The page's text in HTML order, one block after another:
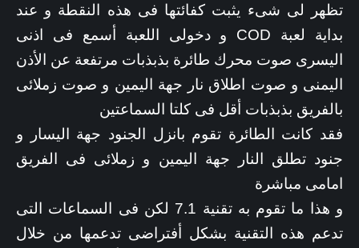
تظهر لى شىء يثبت كفائتها فى هذه النقطة و عند
بداية لعبة COD و دخولى اللعبة أسمع فى اذنى
اليسرى صوت محرك طائرة بذبذبات مرتفعة عن الأذن
اليمنى و صوت اطلاق نار جهة اليمين و صوت زملائى
بالفريق بذبذبات أقل فى كلتا السماعتين
فقد كانت الطائرة تقوم بانزل الجنود جهة اليسار و
جنود تطلق النار جهة اليمين و زملائى فى الفريق
امامى مباشرة
و هذا ما تقوم به تقنية 7.1 لكن فى السماعات التى
تدعم هذه التقنية بشكل أفتراضى تدعمها من خلال